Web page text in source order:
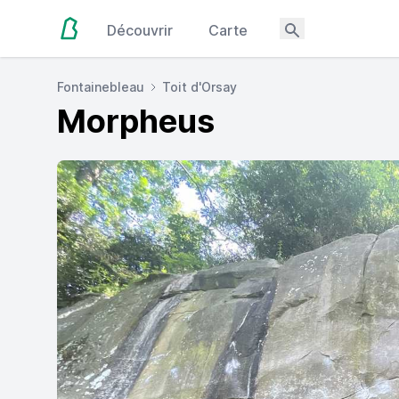
Découvrir Carte
Fontainebleau Toit d'Orsay
Morpheus